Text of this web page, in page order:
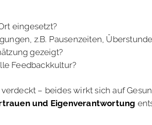
eingesetzt?
z.B. Pausenzeiten,
gezeigt?
Feedbackkultur?
– beides wirkt sich auf
und Eigenverantwortung